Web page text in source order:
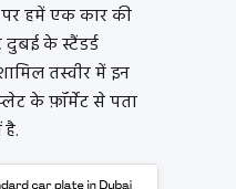
हमें एक कार की
दुबई के स्टैंडर्ड
तस्वीर में इन
के फ़ॉर्मेट से पता